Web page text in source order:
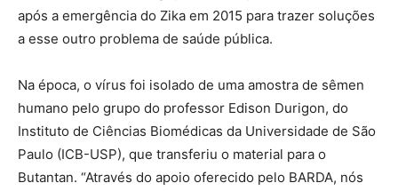
após a emergência do Zika em 2015 para trazer soluções
a esse outro problema de saúde pública.
Na época, o vírus foi isolado de uma amostra de sêmen
humano pelo grupo do professor Edison Durigon, do
Instituto de Ciências Biomédicas da Universidade de São
Paulo (ICB-USP), que transferiu o material para o
Butantan. “Através do apoio oferecido pelo BARDA, nós